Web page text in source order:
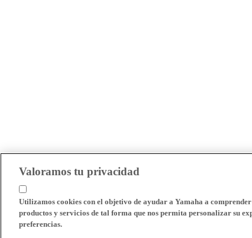
Valoramos tu privacidad
Utilizamos cookies con el objetivo de ayudar a Yamaha a
productos y servicios de tal forma que nos permita personalizar su
preferencias.